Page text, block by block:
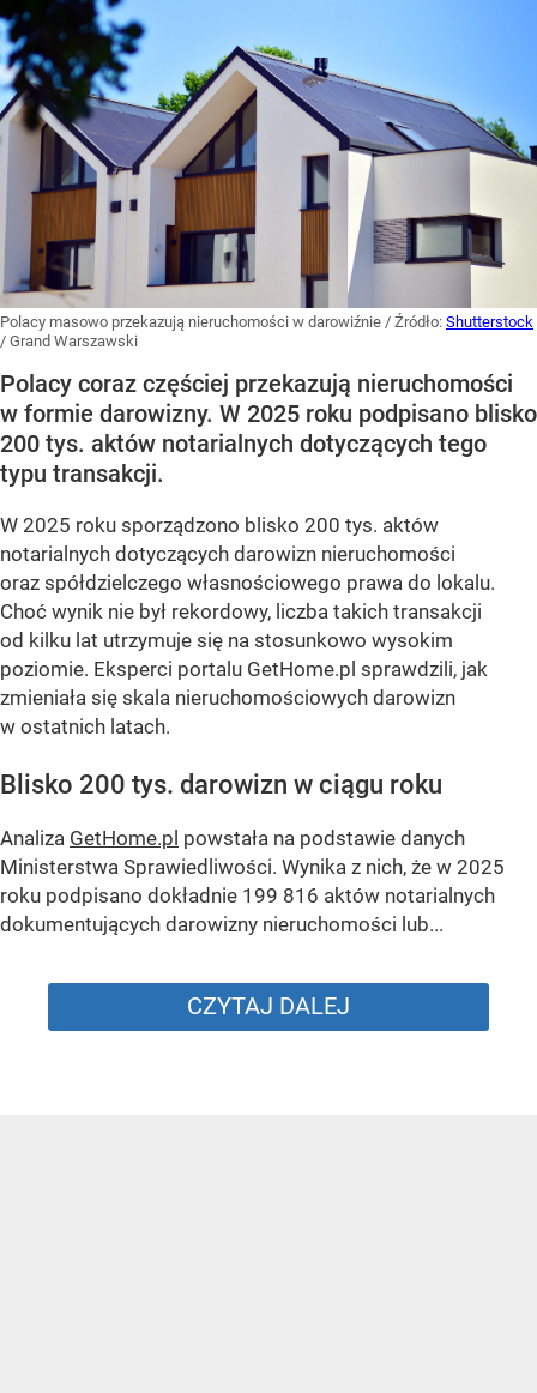
Polacy masowo przekazują nieruchomości w darowiźnie / Źródło: Shutterstock
/ Grand Warszawski
Polacy coraz częściej przekazują nieruchomości
w formie darowizny. W 2025 roku podpisano blisko
200 tys. aktów notarialnych dotyczących tego
typu transakcji.
W 2025 roku sporządzono blisko 200 tys. aktów
notarialnych dotyczących darowizn nieruchomości
oraz spółdzielczego własnościowego prawa do lokalu.
Choć wynik nie był rekordowy, liczba takich transakcji
od kilku lat utrzymuje się na stosunkowo wysokim
poziomie. Eksperci portalu GetHome.pl sprawdzili, jak
zmieniała się skala nieruchomościowych darowizn
w ostatnich latach.
Blisko 200 tys. darowizn w ciągu roku
Analiza GetHome.pl powstała na podstawie danych
Ministerstwa Sprawiedliwości. Wynika z nich, że w 2025
roku podpisano dokładnie 199 816 aktów notarialnych
dokumentujących darowizny nieruchomości lub...
CZYTAJ DALEJ